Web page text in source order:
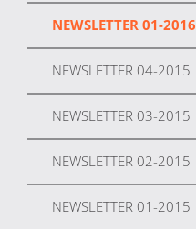
NEWSLETTER 01-2016
NEWSLETTER 04-2015
NEWSLETTER 03-2015
NEWSLETTER 02-2015
NEWSLETTER 01-2015